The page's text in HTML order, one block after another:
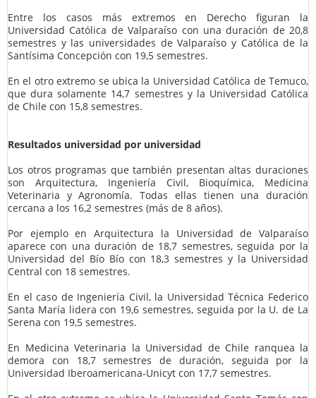
Entre los casos más extremos en Derecho figuran la
Universidad Católica de Valparaíso con una duración de 20,8
semestres y las universidades de Valparaíso y Católica de la
Santísima Concepción con 19,5 semestres.
En el otro extremo se ubica la Universidad Católica de Temuco,
que dura solamente 14,7 semestres y la Universidad Católica
de Chile con 15,8 semestres.
Resultados universidad por universidad
Los otros programas que también presentan altas duraciones
son Arquitectura, Ingeniería Civil, Bioquímica, Medicina
Veterinaria y Agronomía. Todas ellas tienen una duración
cercana a los 16,2 semestres (más de 8 años).
Por ejemplo en Arquitectura la Universidad de Valparaíso
aparece con una duración de 18,7 semestres, seguida por la
Universidad del Bío Bío con 18,3 semestres y la Universidad
Central con 18 semestres.
En el caso de Ingeniería Civil, la Universidad Técnica Federico
Santa María lidera con 19,6 semestres, seguida por la U. de La
Serena con 19,5 semestres.
En Medicina Veterinaria la Universidad de Chile ranquea la
demora con 18,7 semestres de duración, seguida por la
Universidad Iberoamericana-Unicyt con 17,7 semestres.